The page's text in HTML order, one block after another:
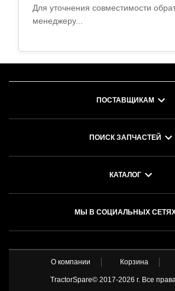
Для уточнения совместимости
менеджеру...
ПОСТАВЩИКАМ
ПОИСК ЗАПЧАСТЕЙ
КАТАЛОГ
МЫ В СОЦИАЛЬНЫХ
О компании Корзина
TractorSpare© 2017-2026 г. Все